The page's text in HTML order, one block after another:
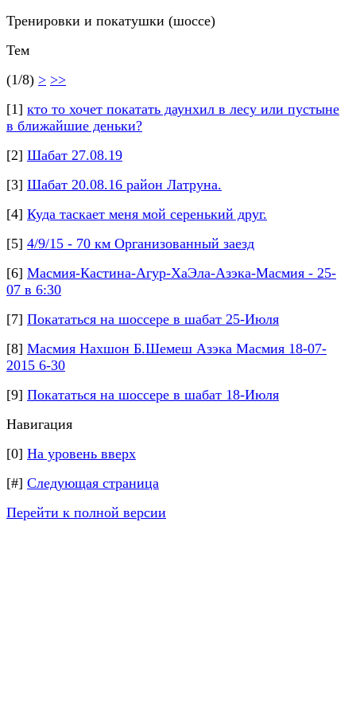
Тренировки и покатушки (шоссе)
Тем
(1/8) > >>
[1] кто то хочет покатать даунхил в лесу или пустыне
в ближайшие деньки?
[2] Шабат 27.08.19
[3] Шабат 20.08.16 район Латруна.
[4] Куда таскает меня мой серенький друг.
[5] 4/9/15 - 70 км Организованный заезд
[6] Масмия-Кастина-Агур-ХаЭла-Азэка-Масмия - 25-
07 в 6:30
[7] Покататься на шоссере в шабат 25-Июля
[8] Масмия Нахшон Б.Шемеш Азэка Масмия 18-07-
2015 6-30
[9] Покататься на шоссере в шабат 18-Июля
Навигация
[0] На уровень вверх
[#] Следующая страница
Перейти к полной версии